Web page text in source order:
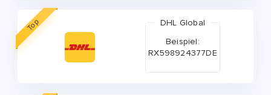
Top
DHL Global
Beispiel:
RX598924377DE